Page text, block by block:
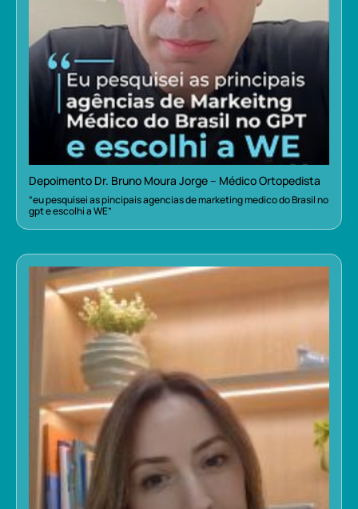
Depoimento Dr. Bruno Moura Jorge – Médico Ortopedista
“eu pesquisei as pincipais agencias de marketing medico do Brasil no
gpt e escolhi a WE”